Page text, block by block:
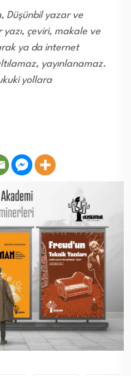
Düşünbil yazar ve
çeviri, makale ve
ya da internet
yayınlanamaz.
yollara